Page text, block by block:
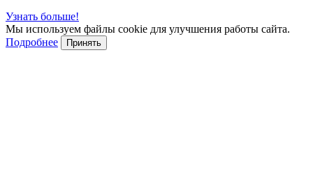
Узнать больше!
Мы используем файлы cookie для улучшения работы сайта.
Подробнее
Принять